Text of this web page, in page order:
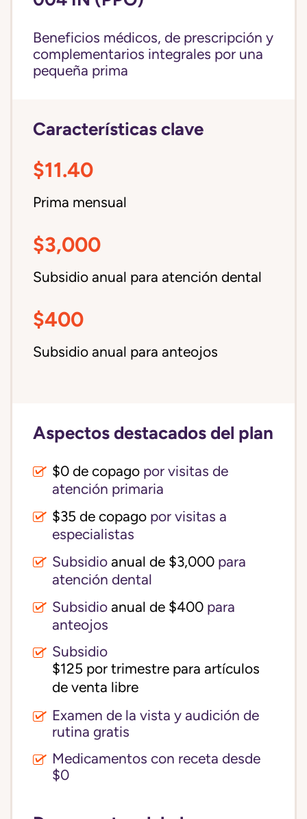
Beneficios médicos, de prescripción y
complementarios integrales por una
pequeña prima
Características clave
$11.40
Prima mensual
$3,000
Subsidio anual para atención dental
$400
Subsidio anual para anteojos
Aspectos destacados del plan
$0 de copago por visitas de
atención primaria
$35 de copago por visitas a
especialistas
Subsidio anual de $3,000 para
atención dental
Subsidio anual de $400 para
anteojos
Subsidio
$125 por trimestre para artículos
de venta libre
Examen de la vista y audición de
rutina gratis
Medicamentos con receta desde
$0